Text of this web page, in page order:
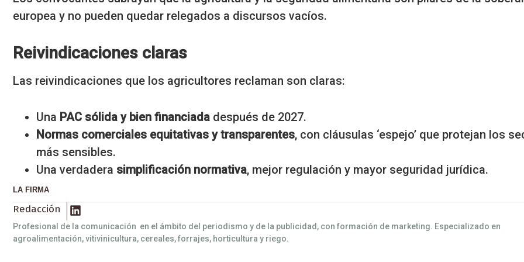
europea y no pueden quedar relegados a discursos vacíos.
Reivindicaciones claras
Las reivindicaciones que los agricultores reclaman son claras:
Una PAC sólida y bien financiada después de 2027.
Normas comerciales equitativas y transparentes, con cláusulas ‘espejo’ que protejan los
más sensibles.
Una verdadera simplificación normativa, mejor regulación y mayor seguridad jurídica.
LA FIRMA
Redacción
Profesional de la comunicación en el ámbito del periodismo y de la publicidad, con formación de marketing. Especializado en
agroalimentación, vitivinicultura, cereales, forrajes, horticultura y riego.